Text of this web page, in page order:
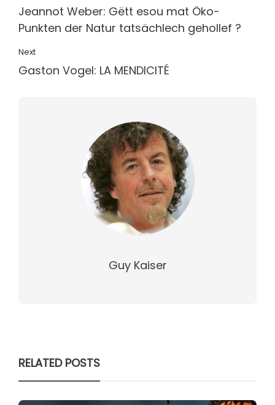
Jeannot Weber: Gëtt esou mat Öko-
Punkten der Natur tatsächlech gehollef ?
Next
Gaston Vogel: LA MENDICITÉ
Guy Kaiser
RELATED POSTS